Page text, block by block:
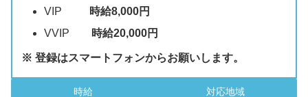
VIP 時給8,000円
VVIP
時給20,000円
※ 登録はスマートフォンからお願いします。
時給 対応地域